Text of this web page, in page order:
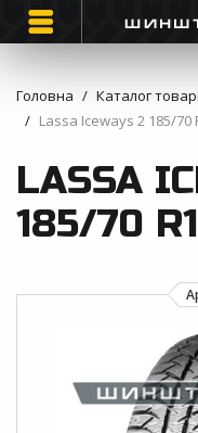
ШИНИ
ВАНТАЖНІ
МОТО ШИНИ
ЗВОРОТНИЙ
ВІДГУКИ ПРО
Головна
Каталог
Lassa Iceways 2 185/70
LASSA
185/70